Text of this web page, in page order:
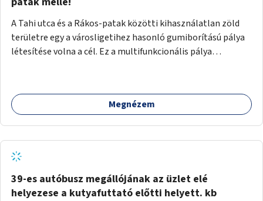
A Tahi utca és a Rákos-patak közötti kihasználatlan zöld
területre egy a városligetihez hasonló gumiborítású pálya
létesítése volna a cél. Ez a multifunkcionális pálya
Megnézem
39-es autóbusz megállójának az üzlet elé
helyezese a kutyafuttató előtti helyett. kb